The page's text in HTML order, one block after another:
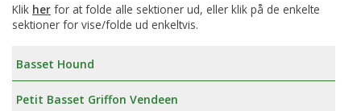
Klik her for at folde alle sektioner ud, eller klik på de enkelte
sektioner for vise/folde ud enkeltvis.
Basset Hound
Petit Basset Griffon Vendeen